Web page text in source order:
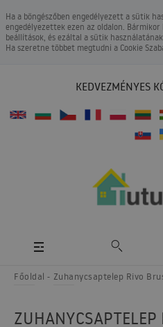
Ha a böngészőben engedélyezett a sütik
engedélyezettek ezen az oldalon.
beállítások, és ezáltal a sütik
Ha szeretne többet megtudni a Cookie
KEDVEZMÉNYES
Főoldal Zuhanycsaptelep Rivo
ZUHANYCSAPTELEP